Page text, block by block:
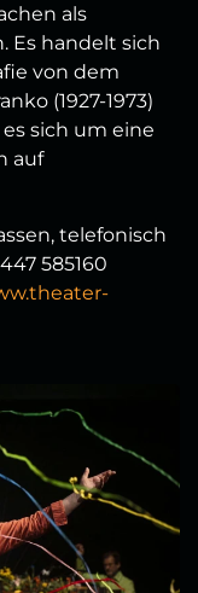
als
Es handelt sich
von dem
(1927-1973)
sich um eine
auf
telefonisch
585160